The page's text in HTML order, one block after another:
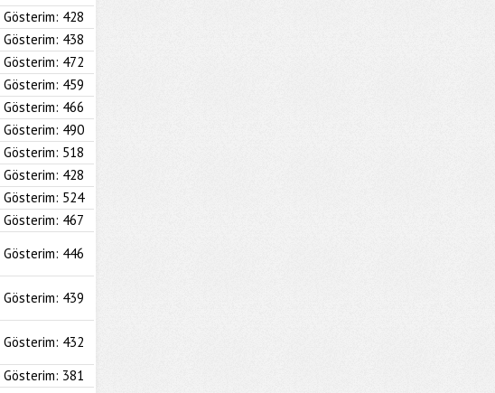
Gösterim: 428
Gösterim: 438
Gösterim: 472
Gösterim: 459
Gösterim: 466
Gösterim: 490
Gösterim: 518
Gösterim: 428
Gösterim: 524
Gösterim: 467
Gösterim: 446
Gösterim: 439
Gösterim: 432
Gösterim: 381